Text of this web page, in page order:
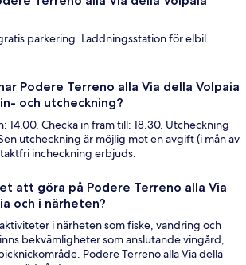
parkering. Laddningsstation för elbil
Podere Terreno alla Via della Volpaia
och utcheckning?
14.00. Checka in fram till: 18.30. Utcheckning
utcheckning är möjlig mot en avgift (i mån av
incheckning erbjuds.
att göra på Podere Terreno alla Via
och i närheten?
i närheten som fiske, vandring och
bekvämligheter som anslutande vingård,
Podere Terreno alla Via della